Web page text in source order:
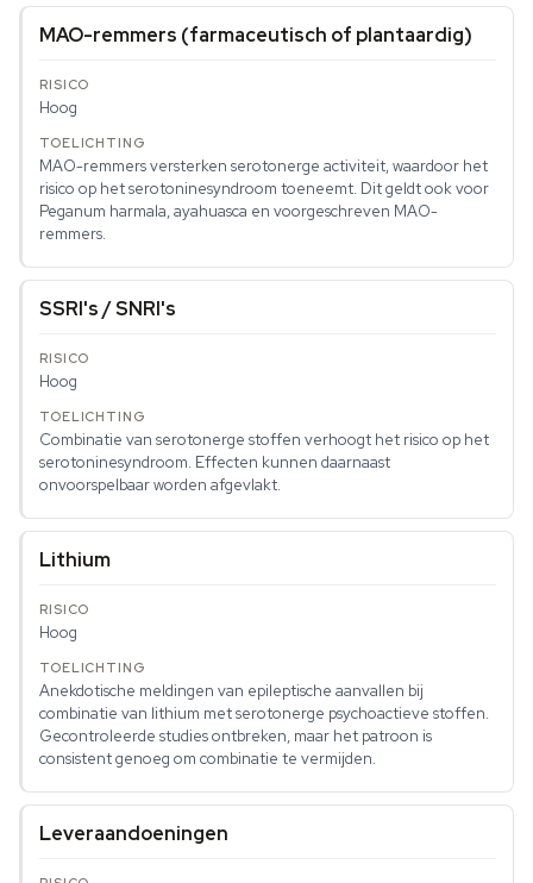
MAO-remmers (farmaceutisch of plantaardig)
Hoog
MAO-remmers versterken serotonerge activiteit, waardoor het
risico op het serotoninesyndroom toeneemt. Dit geldt ook voor
Peganum harmala, ayahuasca en voorgeschreven MAO-
remmers.
SSRI's / SNRI's
Hoog
Combinatie van serotonerge stoffen verhoogt het risico op het
serotoninesyndroom. Effecten kunnen daarnaast
onvoorspelbaar worden afgevlakt.
Lithium
Hoog
Anekdotische meldingen van epileptische aanvallen bij
combinatie van lithium met serotonerge psychoactieve stoffen.
Gecontroleerde studies ontbreken, maar het patroon is
consistent genoeg om combinatie te vermijden.
Leveraandoeningen